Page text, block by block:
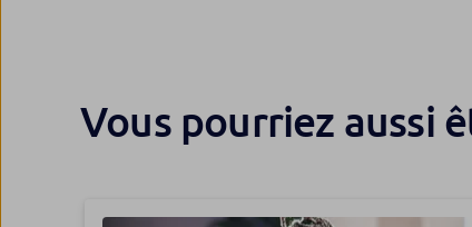
Vous pourriez aussi